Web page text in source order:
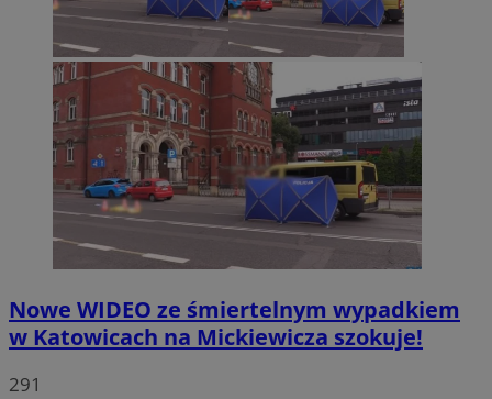
Nowe WIDEO ze śmiertelnym wypadkiem
w Katowicach na Mickiewicza szokuje!
291